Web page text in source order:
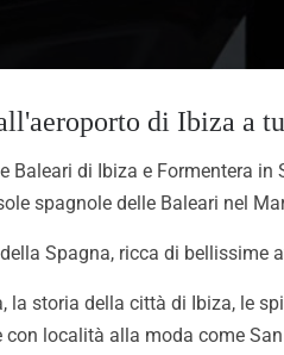
di Ibiza a
Baleari di Ibiza e Formentera
spagnole delle Baleari nel
Spagna, ricca di bellissime
storia della città di Ibiza, le
località alla moda come